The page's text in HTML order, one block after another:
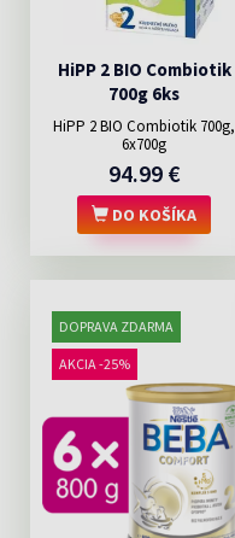
HiPP 2 BIO Combiotik
700g 6ks
HiPP 2 BIO Combiotik 700g,
6x700g
94.99 €
DO KOŠÍKA
DOPRAVA ZDARMA
AKCIA -25%